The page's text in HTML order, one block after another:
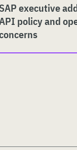
executive
policy and